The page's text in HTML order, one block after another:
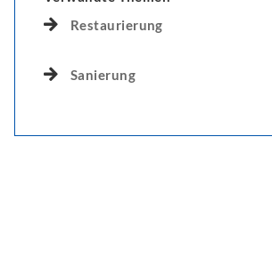
Restaurierung
Sanierung